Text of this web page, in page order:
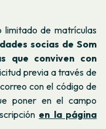
limitado de matrículas
socias de Som
que conviven con
previa a través de
con el código de
poner en el campo
en la página